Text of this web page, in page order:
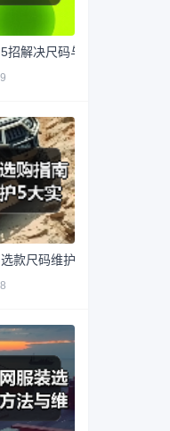
解决尺码与打理难题
款尺码维护5大实用方法